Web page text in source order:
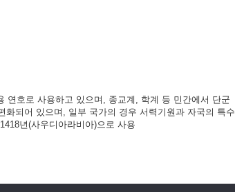
연호로 사용하고 있으며, 종교계, 학계 등 민간에서 단군
되어 있으며, 일부 국가의 경우 서력기원과 자국의 특수
년(사우디아라비아)으로 사용